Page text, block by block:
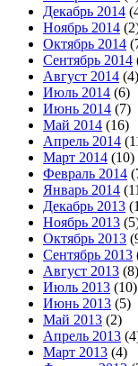
Декабрь 2014
Ноябрь 2014
Октябрь 2014
Сентябрь 2014
Август 2014 (4)
Июль 2014 (6)
Июнь 2014 (7)
Май 2014 (16)
Апрель 2014
Март 2014 (10)
Февраль 2014
Январь 2014
Декабрь 2013
Ноябрь 2013
Октябрь 2013
Сентябрь 2013
Август 2013 (8)
Июль 2013 (10)
Июнь 2013 (5)
Май 2013 (2)
Апрель 2013
Март 2013 (4)